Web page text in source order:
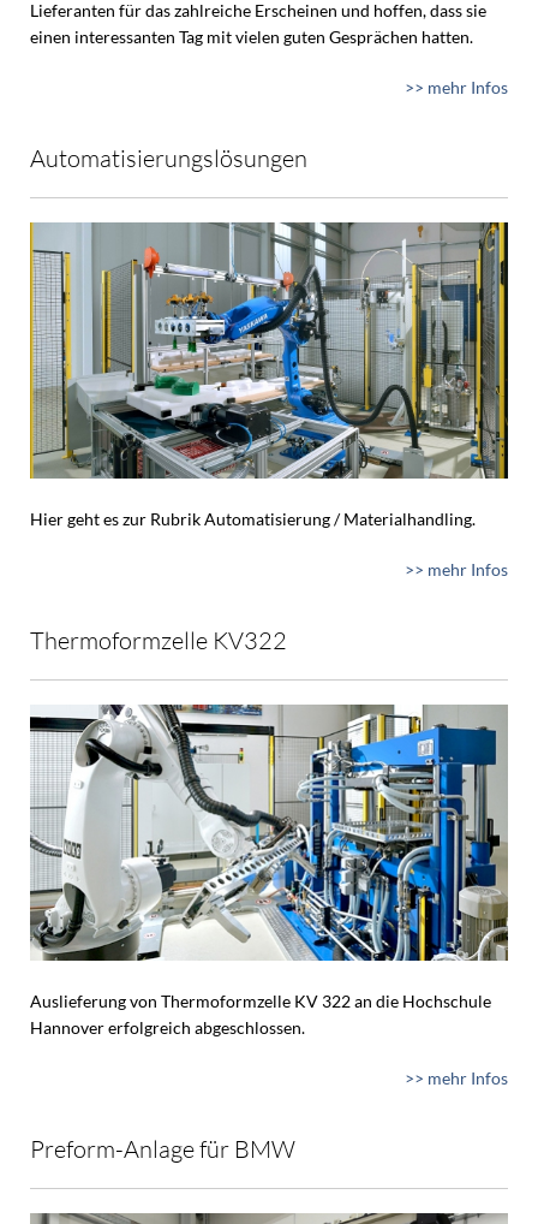
Lieferanten für das zahlreiche Erscheinen und hoffen, dass sie
einen interessanten Tag mit vielen guten Gesprächen hatten.
>> mehr Infos
Automatisierungslösungen
Hier geht es zur Rubrik Automatisierung / Materialhandling.
>> mehr Infos
Thermoformzelle KV322
Auslieferung von Thermoformzelle KV 322 an die Hochschule
Hannover erfolgreich abgeschlossen.
>> mehr Infos
Preform-Anlage für BMW